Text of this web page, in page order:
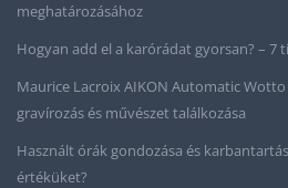
meghatározásához
Hogyan add el a karórádat gyorsan? – 7
Maurice Lacroix AIKON Automatic
gravírozás és művészet találkozása
Használt órák gondozása és
értéküket?